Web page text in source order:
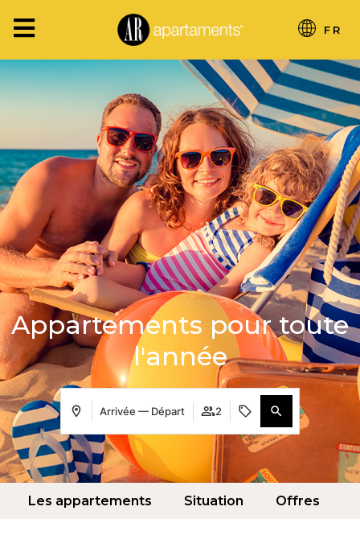
FR
Appartements pour toute
l'année
Arrivée — Départ 2
Les appartements Situation Offres